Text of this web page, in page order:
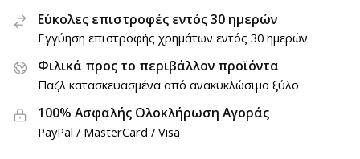
Εύκολες επιστροφές εντός 30 ημερών
Εγγύηση επιστροφής χρημάτων εντός 30 ημερών
Φιλικά προς το περιβάλλον προϊόντα
Παζλ κατασκευασμένα από ανακυκλώσιμο ξύλο
100% Ασφαλής Ολοκλήρωση Αγοράς
PayPal / MasterCard / Visa